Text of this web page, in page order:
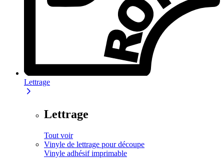
Lettrage
Lettrage
Tout voir
Vinyle de lettrage pour découpe
Vinyle adhésif imprimable